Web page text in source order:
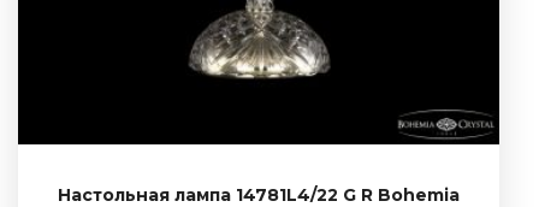
Настольная лампа 14781L4/22 G R Bohemia